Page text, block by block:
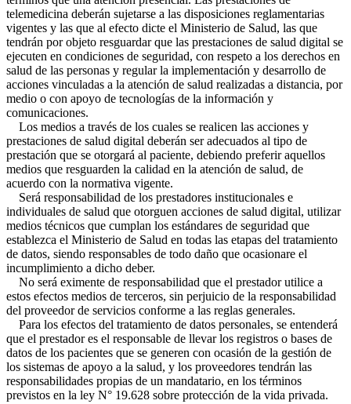
telemedicina deberán sujetarse a las disposiciones reglamentarias
vigentes y las que al efecto dicte el Ministerio de Salud, las que
tendrán por objeto resguardar que las prestaciones de salud digital se
ejecuten en condiciones de seguridad, con respeto a los derechos en
salud de las personas y regular la implementación y desarrollo de
acciones vinculadas a la atención de salud realizadas a distancia, por
medio o con apoyo de tecnologías de la información y
comunicaciones.
Los medios a través de los cuales se realicen las acciones y
prestaciones de salud digital deberán ser adecuados al tipo de
prestación que se otorgará al paciente, debiendo preferir aquellos
medios que resguarden la calidad en la atención de salud, de
acuerdo con la normativa vigente.
Será responsabilidad de los prestadores institucionales e
individuales de salud que otorguen acciones de salud digital, utilizar
medios técnicos que cumplan los estándares de seguridad que
establezca el Ministerio de Salud en todas las etapas del tratamiento
de datos, siendo responsables de todo daño que ocasionare el
incumplimiento a dicho deber.
No será eximente de responsabilidad que el prestador utilice a
estos efectos medios de terceros, sin perjuicio de la responsabilidad
del proveedor de servicios conforme a las reglas generales.
Para los efectos del tratamiento de datos personales, se entenderá
que el prestador es el responsable de llevar los registros o bases de
datos de los pacientes que se generen con ocasión de la gestión de
los sistemas de apoyo a la salud, y los proveedores tendrán las
responsabilidades propias de un mandatario, en los términos
previstos en la ley N° 19.628 sobre protección de la vida privada.